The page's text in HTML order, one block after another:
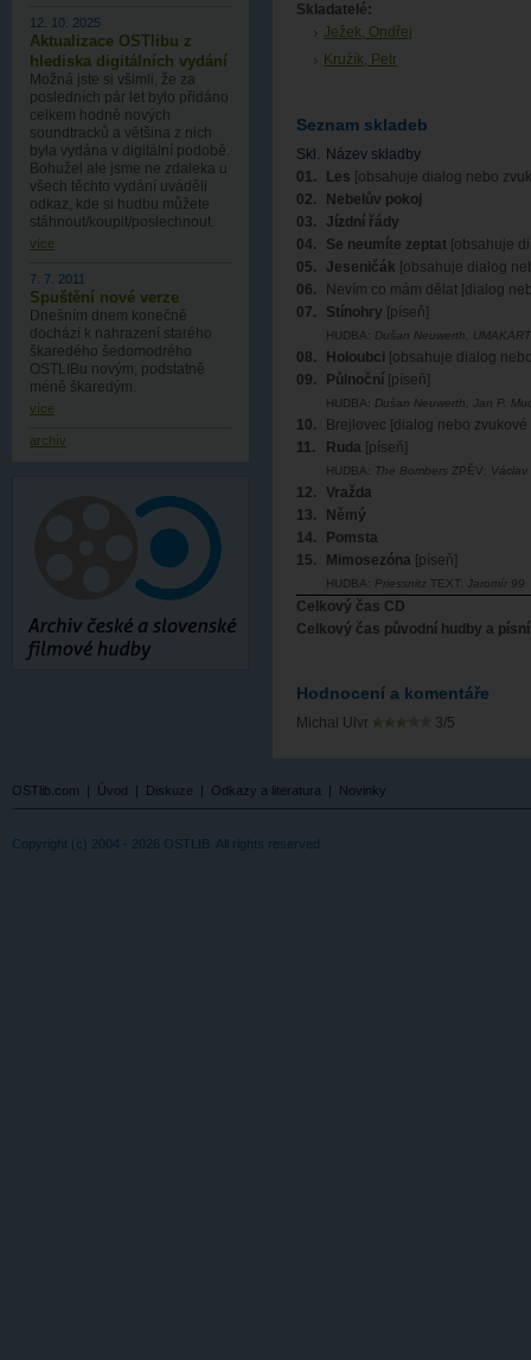
Skladatelé:
Ježek, Ondřej
Kružík, Petr
Seznam skladeb
Skl.
Název skladby
01.
Les [obsahuje dialog nebo
02.
Nebelův pokoj
03.
Jízdní řády
04.
Se neumíte zeptat [obsahuje
05.
Jeseničák [obsahuje dialog
06.
Nevím co mám dělat [dialog
07.
Stínohry [píseň]
HUDBA: Dušan Neuwerth, UMAKART
08. Holoubci [obsahuje dialog
09.
Půlnoční [píseň]
HUDBA: Dušan Neuwerth, Jan P.
10.
Brejlovec [dialog nebo zvukové
11.
Ruda [píseň]
HUDBA: The Bombers ZPĚV:
12.
Vražda
13.
Němý
14.
Pomsta
15.
Mimosezóna [píseň]
HUDBA: Priessnitz TEXT: Jaromír 99
Celkový čas CD
Celkový čas původní hudby a písní
Hodnocení a komentáře
Michal Ulvr 3/5
12. 10. 2025
Aktualizace OSTlibu z
hlediska digitálních vydání
Možná jste si všimli, že za
posledních pár let bylo přidáno
celkem hodně nových
soundtracků a většina z nich
byla vydána v digitální podobě.
Bohužel ale jsme ne zdaleka u
všech těchto vydání uváděli
odkaz, kde si hudbu můžete
stáhnout/koupit/poslechnout.
více
7. 7. 2011
Spuštění nové verze
Dnešním dnem konečně
dochází k nahrazení starého
škaredého šedomodrého
OSTLIBu novým, podstatně
méně škaredým.
více
archív
OSTlib.com Úvod Diskuze Odkazy a literatura Novinky
Copyright (c) 2004 - 2026 OSTLIB. All rights reserved.